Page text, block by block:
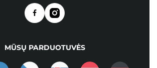
MŪSŲ PARDUOTUVĖS